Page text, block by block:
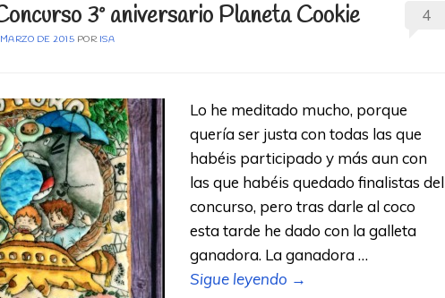
3º aniversario Planeta Cookie
DE 2015 POR ISA
4
Lo he meditado mucho, porque
quería ser justa con todas las que
habéis participado y más aun con
las que habéis quedado finalistas del
concurso, pero tras darle al coco
esta tarde he dado con la galleta
ganadora. La ganadora …
Sigue leyendo →